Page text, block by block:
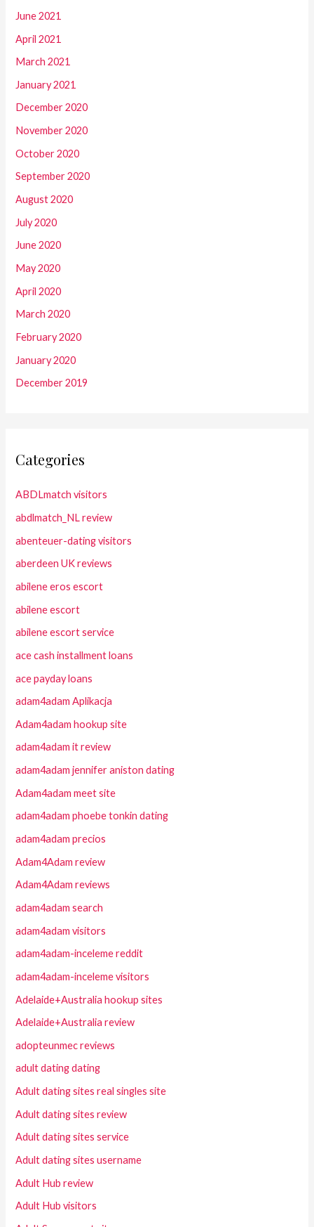
June 2021
April 2021
March 2021
January 2021
December 2020
November 2020
October 2020
September 2020
August 2020
July 2020
June 2020
May 2020
April 2020
March 2020
February 2020
January 2020
December 2019
Categories
ABDLmatch visitors
abdlmatch_NL review
abenteuer-dating visitors
aberdeen UK reviews
abilene eros escort
abilene escort
abilene escort service
ace cash installment loans
ace payday loans
adam4adam Aplikacja
Adam4adam hookup site
adam4adam it review
adam4adam jennifer aniston dating
Adam4adam meet site
adam4adam phoebe tonkin dating
adam4adam precios
Adam4Adam review
Adam4Adam reviews
adam4adam search
adam4adam visitors
adam4adam-inceleme reddit
adam4adam-inceleme visitors
Adelaide+Australia hookup sites
Adelaide+Australia review
adopteunmec reviews
adult dating dating
Adult dating sites real singles site
Adult dating sites review
Adult dating sites service
Adult dating sites username
Adult Hub review
Adult Hub visitors